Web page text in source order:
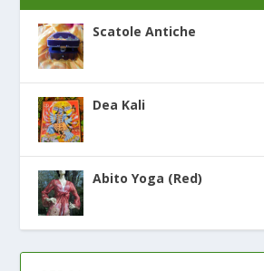
Scatole Antiche
Dea Kali
Abito Yoga (Red)